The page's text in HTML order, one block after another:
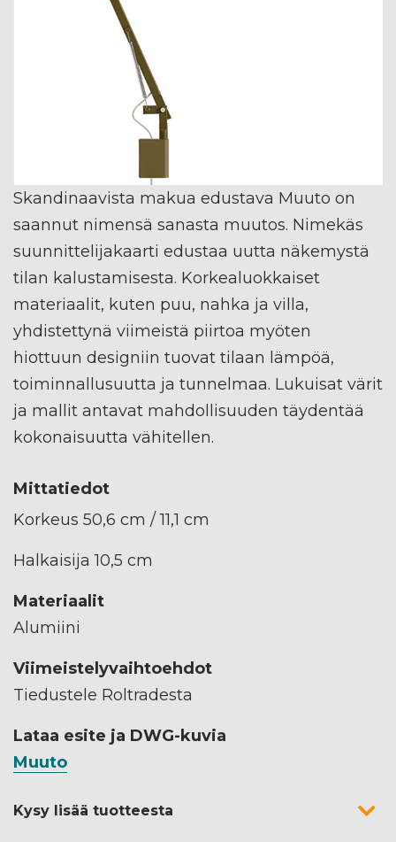
Skandinaavista makua edustava Muuto on
saannut nimensä sanasta muutos. Nimekäs
suunnittelijakaarti edustaa uutta näkemystä
tilan kalustamisesta. Korkealuokkaiset
materiaalit, kuten puu, nahka ja villa,
yhdistettynä viimeistä piirtoa myöten
hiottuun designiin tuovat tilaan lämpöä,
toiminnallusuutta ja tunnelmaa. Lukuisat värit
ja mallit antavat mahdollisuuden täydentää
kokonaisuutta vähitellen.
Mittatiedot
Korkeus 50,6 cm / 11,1 cm
Halkaisija 10,5 cm
Materiaalit
Alumiini
Viimeistelyvaihtoehdot
Tiedustele Roltradesta
Lataa esite ja DWG-kuvia
Muuto
Kysy lisää tuotteesta